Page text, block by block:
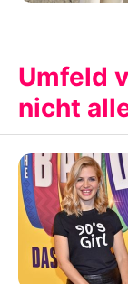
Umfeld
nicht